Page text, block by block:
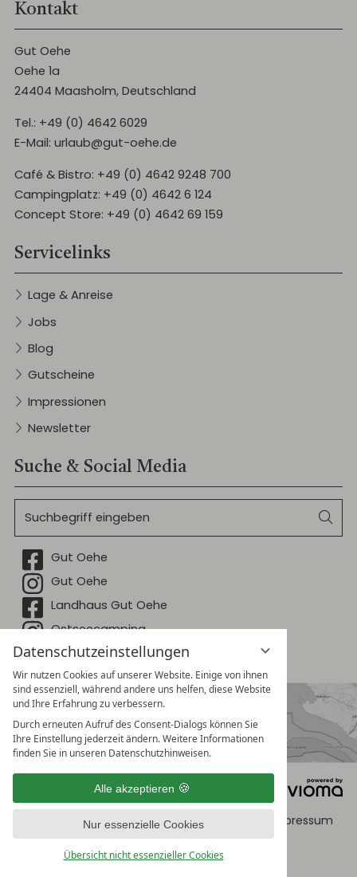
Datenschutzeinstellungen
Wir nutzen Cookies auf unserer Website. Einige von ihnen
sind essenziell, während andere uns helfen, diese Website
und Ihre Erfahrung zu verbessern.
Durch erneuten Aufruf des Consent-Dialogs können Sie
Ihre Einstellung jederzeit ändern. Weitere Informationen
finden Sie in unseren Datenschutzhinweisen.
Alle akzeptieren
Nur essenzielle Cookies
Übersicht nicht essenzieller Cookies
Kontakt
Gut Oehe
Oehe 1a
24404 Maasholm, Deutschland
Tel.: +49 (0) 4642 6029
E-Mail:urlaub@gut-oehe.de
Café & Bistro: +49 (0) 4642 9248 700
Campingplatz: +49 (0) 4642 6 124
Concept Store: +49 (0) 4642 69 159
Servicelinks
Lage & Anreise
Jobs
Blog
Gutscheine
Impressionen
Newsletter
Suche & Social Media
FacebookGut Oehe
InstagramGut Oehe
InstagramOstseecamping
FacebookOstseecamping
FacebookLandhaus Gut Oehe
AGB Gut Oehe & Ostseecamping
AGB Landhaus Gut Oehe
Datenschutz
Datenschutzeinstellungen Impressum